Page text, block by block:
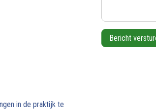
in de praktijk te